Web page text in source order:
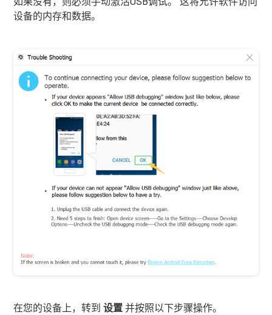
设备的内存和数据。
在您的设备上，转到设置 并按照以下步骤操作。